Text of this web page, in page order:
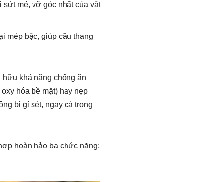
mẻ, vỡ góc nhất của vật
mép bậc, giúp cầu thang
hữu khả năng chống ăn
hóa bề mặt) hay nẹp
bị gỉ sét, ngay cả trong
hoàn hảo ba chức năng: